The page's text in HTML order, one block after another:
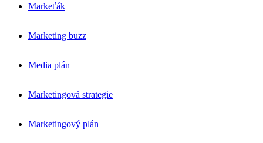
Markeťák
Marketing buzz
Media plán
Marketingová strategie
Marketingový plán